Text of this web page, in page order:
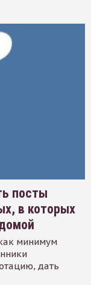
посты
в которых
минимум
дать